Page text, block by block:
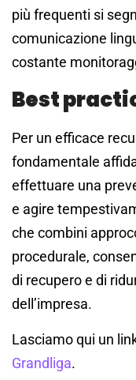
più frequenti si
comunicazione
costante
Best
Per un efficace
fondamentale
effettuare una
e agire
che combini
procedurale,
di recupero e di
dell’impresa.
Lasciamo qui un
Grandliga.